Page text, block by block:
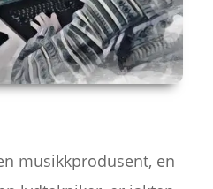
musikkprodusent, en